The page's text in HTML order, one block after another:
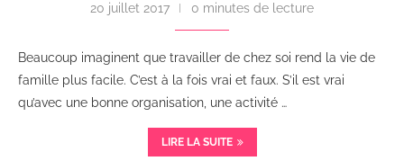
20 juillet 2017 0 minutes de lecture
Beaucoup imaginent que travailler de chez soi rend la vie de
famille plus facile. C’est à la fois vrai et faux. S’il est vrai
qu’avec une bonne organisation, une activité …
LIRE LA SUITE